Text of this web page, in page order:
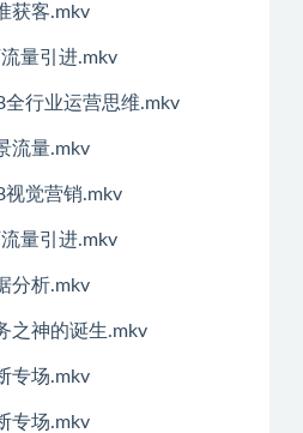
获客.mkv
量引进.mkv
行业运营思维.mkv
流量.mkv
觉营销.mkv
量引进.mkv
分析.mkv
之神的诞生.mkv
专场.mkv
专场.mkv